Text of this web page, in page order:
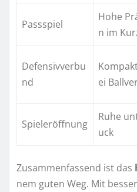
Passspiel
Hohe
n im
Defensivverbu
nd
ei
Spieleröffnung
Ruhe
uck
Zusammenfassend ist das
nem guten Weg. Mit